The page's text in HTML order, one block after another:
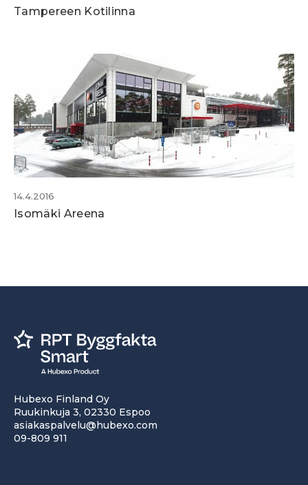
Tampereen Kotilinna
14.4.2016
Isomäki Areena
Hubexo Finland Oy
Ruukinkuja 3, 02330 Espoo
asiakaspalvelu@hubexo.com
09-809 911